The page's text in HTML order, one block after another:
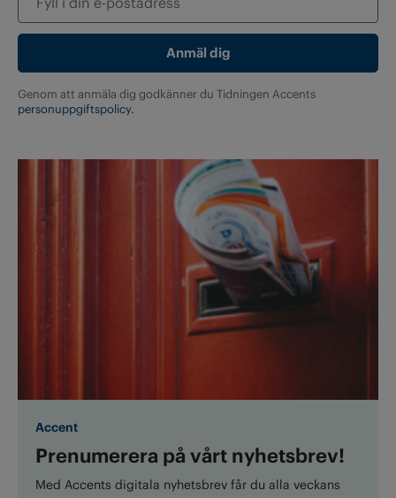
Genom att anmäla dig godkänner du Tidningen Accents
personuppgiftspolicy.
Accent
Prenumerera på vårt nyhetsbrev!
Med Accents digitala nyhetsbrev får du alla veckans